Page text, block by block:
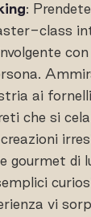
:
class
ai
che si
gourmet di
vi